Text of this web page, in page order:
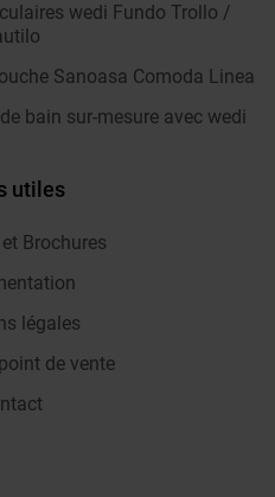
wedi Fundo Trollo /
Sanoasa Comoda Linea
bain sur-mesure avec wedi
utiles
Brochures
légales
de vente